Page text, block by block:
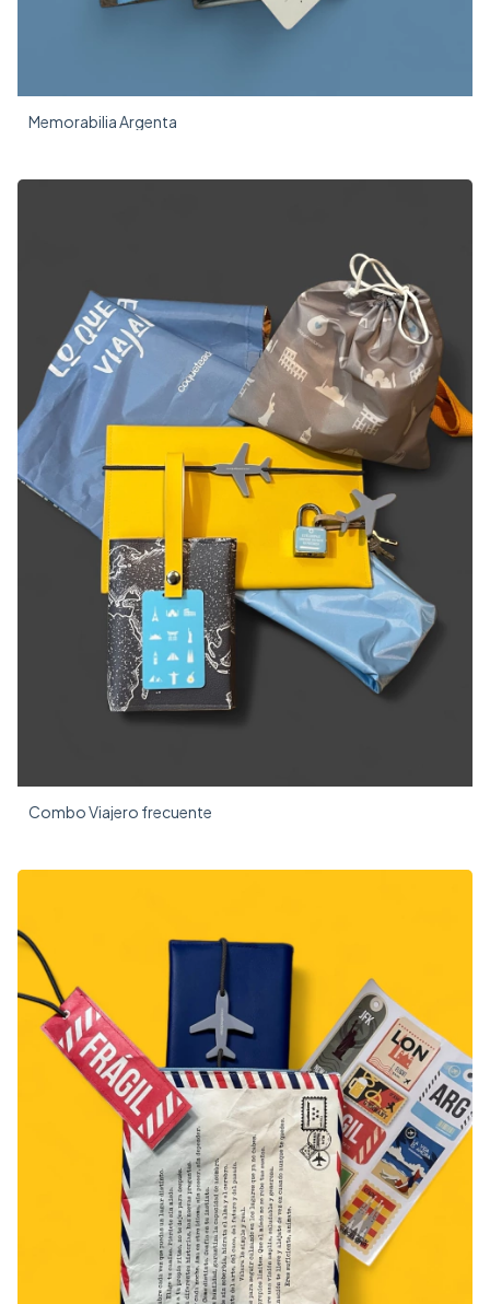
Memorabilia Argenta
Combo Viajero frecuente